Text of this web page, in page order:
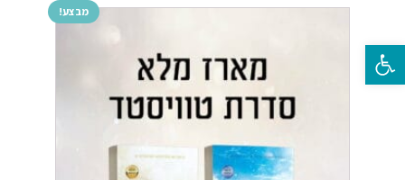
פתח סרגל נגישות
מבצע!